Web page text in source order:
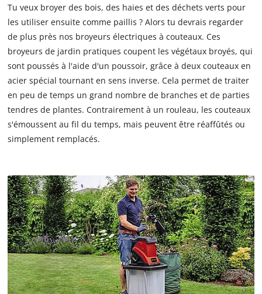
Tu veux broyer des bois, des haies et des déchets verts pour
les utiliser ensuite comme paillis ? Alors tu devrais regarder
de plus près nos broyeurs électriques à couteaux. Ces
broyeurs de jardin pratiques coupent les végétaux broyés, qui
sont poussés à l'aide d'un poussoir, grâce à deux couteaux en
acier spécial tournant en sens inverse. Cela permet de traiter
en peu de temps un grand nombre de branches et de parties
tendres de plantes. Contrairement à un rouleau, les couteaux
s'émoussent au fil du temps, mais peuvent être réaffûtés ou
simplement remplacés.